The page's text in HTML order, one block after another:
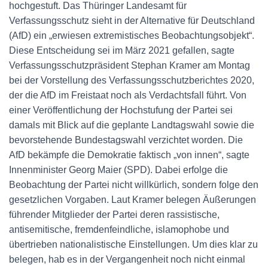
hochgestuft. Das Thüringer Landesamt für
Verfassungsschutz sieht in der Alternative für Deutschland
(AfD) ein „erwiesen extremistisches Beobachtungsobjekt“.
Diese Entscheidung sei im März 2021 gefallen, sagte
Verfassungsschutzpräsident Stephan Kramer am Montag
bei der Vorstellung des Verfassungsschutzberichtes 2020,
der die AfD im Freistaat noch als Verdachtsfall führt. Von
einer Veröffentlichung der Hochstufung der Partei sei
damals mit Blick auf die geplante Landtagswahl sowie die
bevorstehende Bundestagswahl verzichtet worden. Die
AfD bekämpfe die Demokratie faktisch „von innen“, sagte
Innenminister Georg Maier (SPD). Dabei erfolge die
Beobachtung der Partei nicht willkürlich, sondern folge den
gesetzlichen Vorgaben. Laut Kramer belegen Äußerungen
führender Mitglieder der Partei deren rassistische,
antisemitische, fremdenfeindliche, islamophobe und
übertrieben nationalistische Einstellungen. Um dies klar zu
belegen, hab es in der Vergangenheit noch nicht einmal